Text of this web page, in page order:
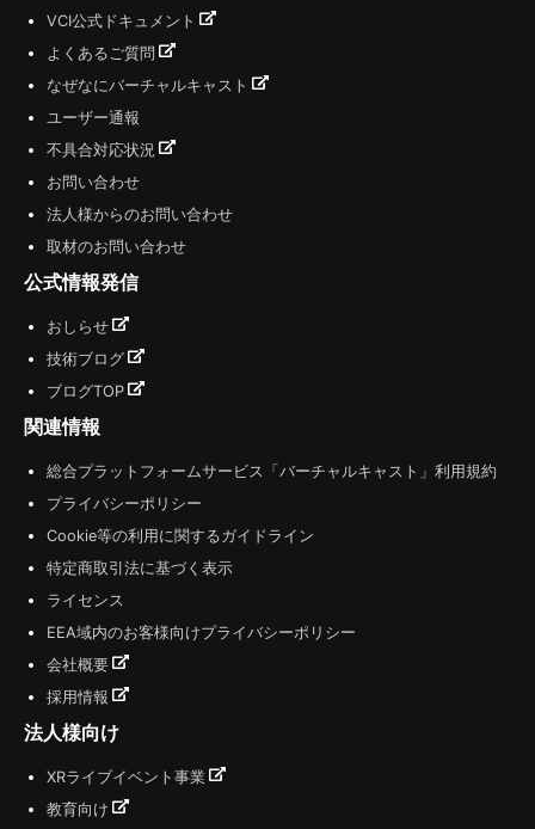
VCI公式ドキュメント
よくあるご質問
なぜなにバーチャルキャスト
ユーザー通報
不具合対応状況
お問い合わせ
法人様からのお問い合わせ
取材のお問い合わせ
公式情報発信
おしらせ
技術ブログ
ブログTOP
関連情報
総合プラットフォームサービス「バーチャルキャスト」利用規約
プライバシーポリシー
Cookie等の利用に関するガイドライン
特定商取引法に基づく表示
ライセンス
EEA域内のお客様向けプライバシーポリシー
会社概要
採用情報
法人様向け
XRライブイベント事業
教育向け